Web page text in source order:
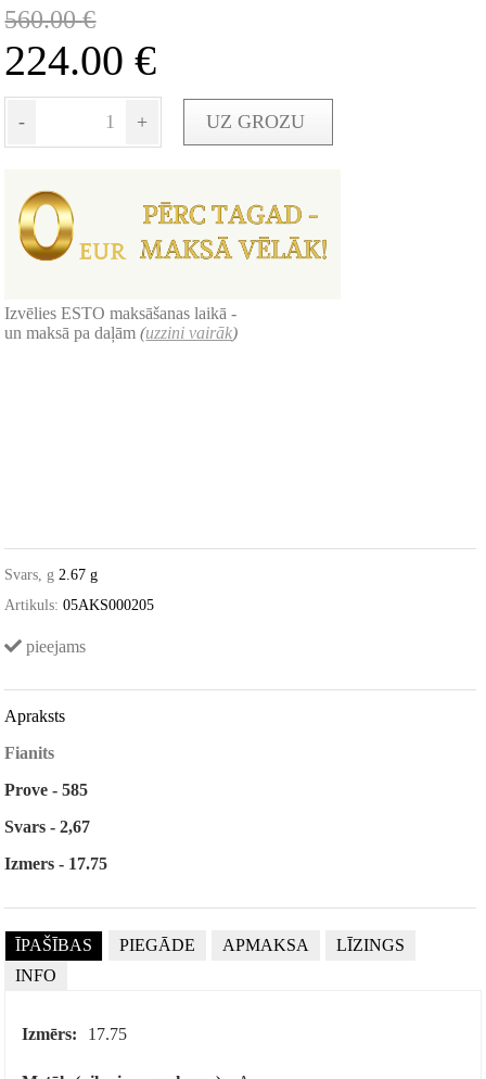
560.00€
224.00€
- + UZ GROZU
Izvēlies ESTO maksāšanas laikā -
un maksā pa daļām(uzzini vairāk)
Svars, g 2.67 g
Artikuls: 05AKS000205
pieejams
Apraksts
Fianits
Prove - 585
Svars - 2,67
Izmers - 17.75
ĪPAŠĪBAS PIEGĀDE APMAKSA
LĪZINGS
INFO
Izmērs: 17.75